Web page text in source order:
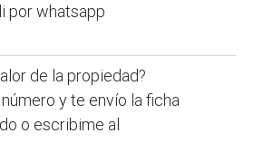
por whatsapp
de la propiedad?
y te envío la ficha
o escribime al